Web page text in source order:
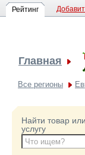
Рейтинг
Главная
Все регионы
Найти товар или
услугу